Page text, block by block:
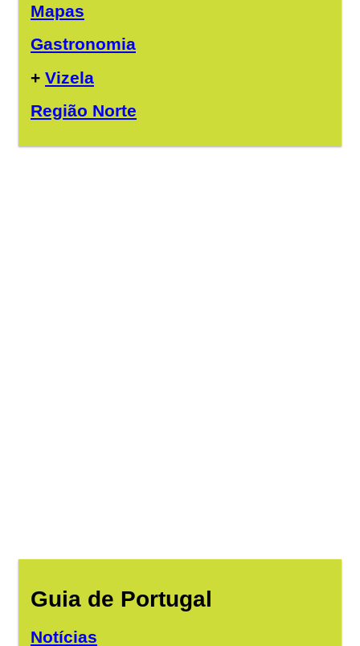
Mapas
Gastronomia
+ Vizela
Região Norte
Guia de Portugal
Notícias